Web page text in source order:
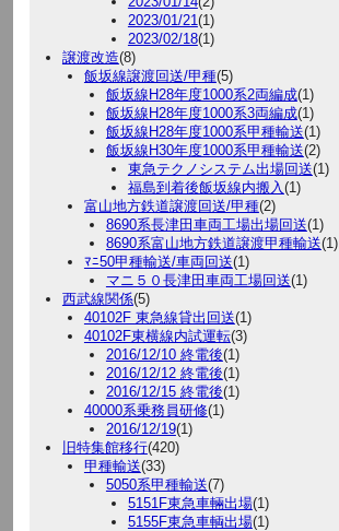
2023/01/21(1)
2023/02/18(1)
譲渡改造(8)
飯坂線譲渡回送/甲種(5)
飯坂線H28年度1000系2両編成(1)
飯坂線H28年度1000系3両編成(1)
飯坂線H28年度1000系甲種輸送(1)
飯坂線H30年度1000系甲種輸送(2)
東急テクノシステム出場回送(1)
福島到着後飯坂線内搬入(1)
富山地方鉄道譲渡回送/甲種(2)
8690系長津田車両工場出場回送(1)
8690系富山地方鉄道譲渡甲種輸送(1)
ﾏﾆ50甲種輸送/車両回送(1)
マニ５０長津田車両工場回送(1)
西武線関係(5)
40102F 東急線貸出回送(1)
40102F東横線内試運転(3)
2016/12/10 終電後(1)
2016/12/12 終電後(1)
2016/12/15 終電後(1)
40000系乗務員研修(1)
2016/12/19(1)
旧特集館移行(420)
甲種輸送(33)
5050系甲種輸送(7)
5151F東急車輛出場(1)
5155F東急車輌出場(1)